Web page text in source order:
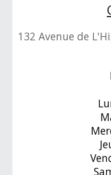
132 Avenue de